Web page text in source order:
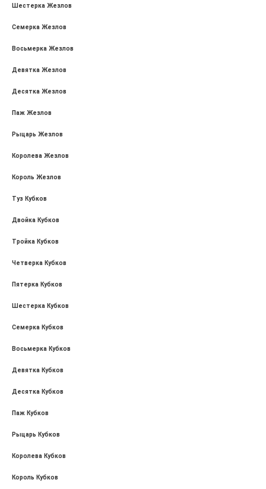
Шестерка Жезлов
Семерка Жезлов
Восьмерка Жезлов
Девятка Жезлов
Десятка Жезлов
Паж Жезлов
Рыцарь Жезлов
Королева Жезлов
Король Жезлов
Туз Кубков
Двойка Кубков
Тройка Кубков
Четверка Кубков
Пятерка Кубков
Шестерка Кубков
Семерка Кубков
Восьмерка Кубков
Девятка Кубков
Десятка Кубков
Паж Кубков
Рыцарь Кубков
Королева Кубков
Король Кубков